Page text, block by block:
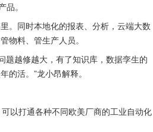
。
。同时本地化的报表、分析，云端大数
物料、管生产人员。
题越修越大，有了知识库，数据孪生的
活。”龙小昂解释。
以打通各种不同欧美厂商的工业自动化